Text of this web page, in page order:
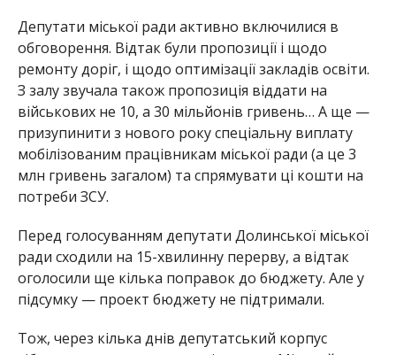
Депутати міської ради активно включилися в
обговорення. Відтак були пропозиції і щодо
ремонту доріг, і щодо оптимізації закладів освіти.
З залу звучала також пропозиція віддати на
військових не 10, а 30 мільйонів гривень… А ще —
призупинити з нового року спеціальну виплату
мобілізованим працівникам міської ради (а це 3
млн гривень загалом) та спрямувати ці кошти на
потреби ЗСУ.
Перед голосуванням депутати Долинської міської
ради сходили на 15-хвилинну перерву, а відтак
оголосили ще кілька поправок до бюджету. Але у
підсумку — проект бюджету не підтримали.
Тож, через кілька днів депутатський корпус